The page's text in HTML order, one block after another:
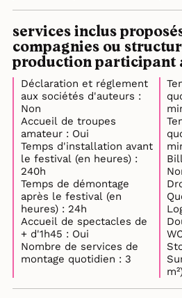
services inclus
compagnies ou
production participant
Déclaration et réglement
aux sociétés d'auteurs :
Non
Accueil de troupes
amateur : Oui
Temps d'installation avant
le festival (en heures) :
240h
Temps de démontage
après le festival (en
heures) : 24h
Accueil de spectacles de
+ d'1h45 : Oui
Nombre de services de
montage quotidien : 3